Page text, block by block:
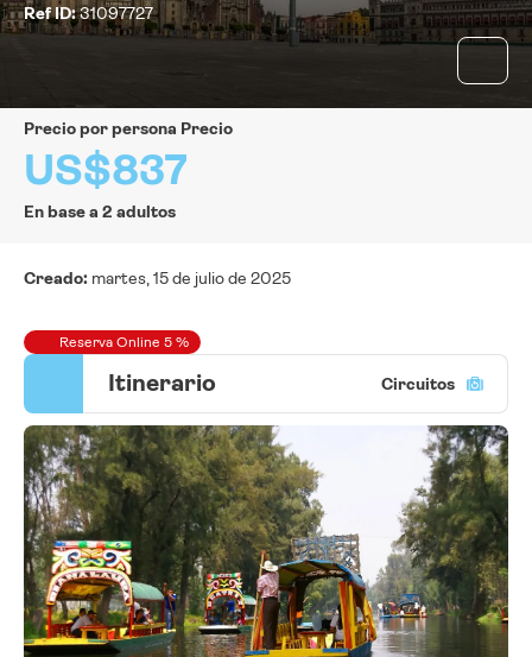
Ref ID:31097727
precio por persona Precio
US$837
En base a 2 adultos
Creado: martes, 15 de julio de 2025
Reserva Online 5 %
Itinerario Circuitos